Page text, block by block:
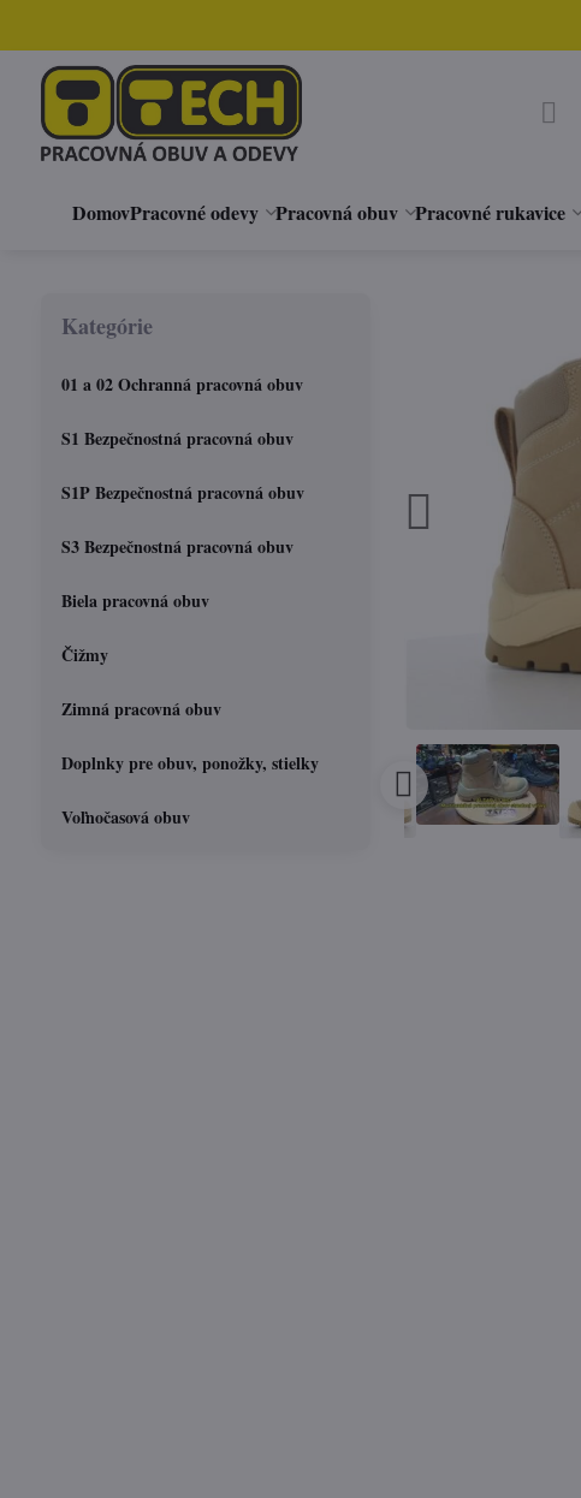
DomovPracovné odevy Pracovná obuv Pracovné rukavice
Kategórie
01 a 02 Ochranná pracovná obuv
S1 Bezpečnostná pracovná obuv
S1P Bezpečnostná pracovná obuv
S3 Bezpečnostná pracovná obuv
Biela pracovná obuv
Čižmy
Zimná pracovná obuv
Doplnky pre obuv, ponožky, stielky
Voľnočasová obuv